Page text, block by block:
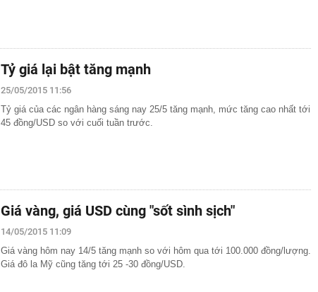
Tỷ giá lại bật tăng mạnh
25/05/2015 11:56
Tỷ giá của các ngân hàng sáng nay 25/5 tăng mạnh, mức tăng cao nhất tới
45 đồng/USD so với cuối tuần trước.
Giá vàng, giá USD cùng "sốt sình sịch"
14/05/2015 11:09
Giá vàng hôm nay 14/5 tăng mạnh so với hôm qua tới 100.000 đồng/lượng.
Giá đô la Mỹ cũng tăng tới 25 -30 đồng/USD.